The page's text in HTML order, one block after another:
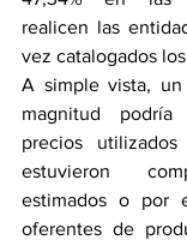
realicen las
vez catalogados
A simple vista,
magnitud
precios
estuvieron
estimados o por
oferentes de